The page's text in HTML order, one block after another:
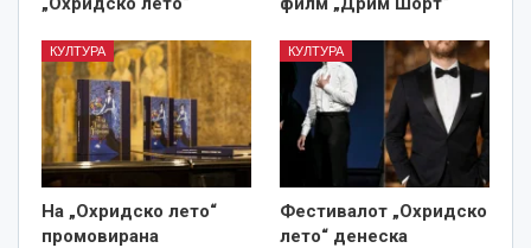
КУЛТУРА
На „Охридско лето“
промовирана
КУЛТУРА
Фестивалот „Охридско
лето“ денеска